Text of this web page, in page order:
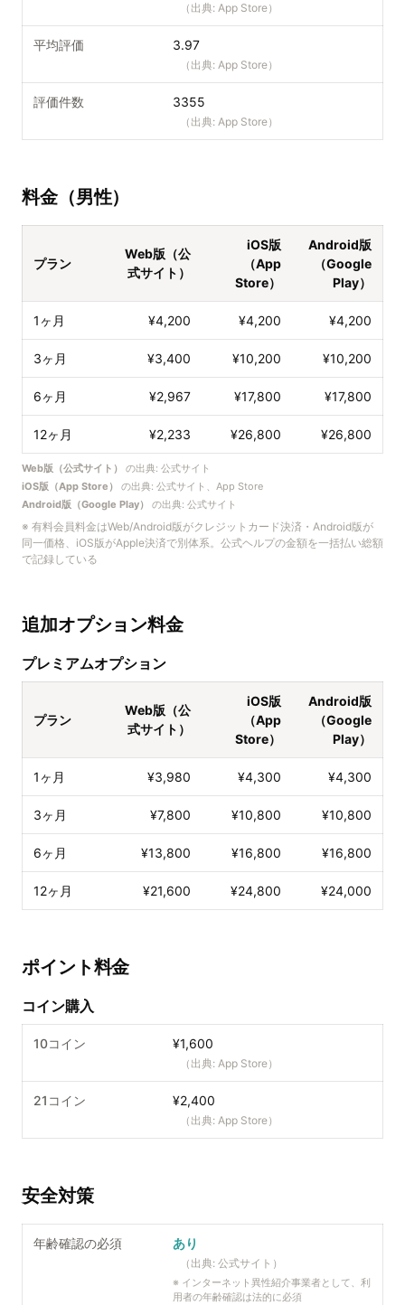
（出典: App Store）
平均評価 3.97
（出典: App Store）
評価件数 3355
（出典: App Store）
料金（男性）
プラン
Web版（公
式サイト）
iOS版
（App
Store）
Android版
（Google
Play）
1ヶ月 ¥4,200 ¥4,200 ¥4,200
3ヶ月 ¥3,400 ¥10,200 ¥10,200
6ヶ月 ¥2,967 ¥17,800 ¥17,800
12ヶ月 ¥2,233 ¥26,800 ¥26,800
Web版（公式サイト） の出典: 公式サイト
iOS版（App Store）
の出典: 公式サイト、App Store
Android版（Google Play）
の出典: 公式サイト
※ 有料会員料金はWeb/Android版がクレジットカード決済・Android版が
同一価格、iOS版がApple決済で別体系。公式ヘルプの金額を一括払い総額
で記録している
追加オプション料金
プレミアムオプション
プラン
Web版（公
式サイト）
iOS版
（App
Store）
Android版
（Google
Play）
1ヶ月 ¥3,980 ¥4,300 ¥4,300
3ヶ月 ¥7,800 ¥10,800 ¥10,800
6ヶ月 ¥13,800 ¥16,800 ¥16,800
12ヶ月 ¥21,600 ¥24,800 ¥24,000
ポイント料金
コイン購入
10コイン ¥1,600
（出典: App Store）
21コイン ¥2,400
（出典: App Store）
安全対策
年齢確認の必須 あり
（出典: 公式サイト ）
※ インターネット異性紹介事業者として、利
用者の年齢確認は法的に必須